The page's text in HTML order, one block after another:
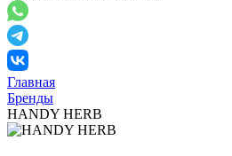
Главная
Бренды
HANDY HERB